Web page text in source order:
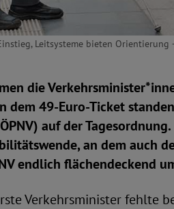
Leitsysteme bieten
die
dem 49-Euro-Ticket
auf der
an dem auch
endlich flächendeckend
Verkehrsminister fehlte